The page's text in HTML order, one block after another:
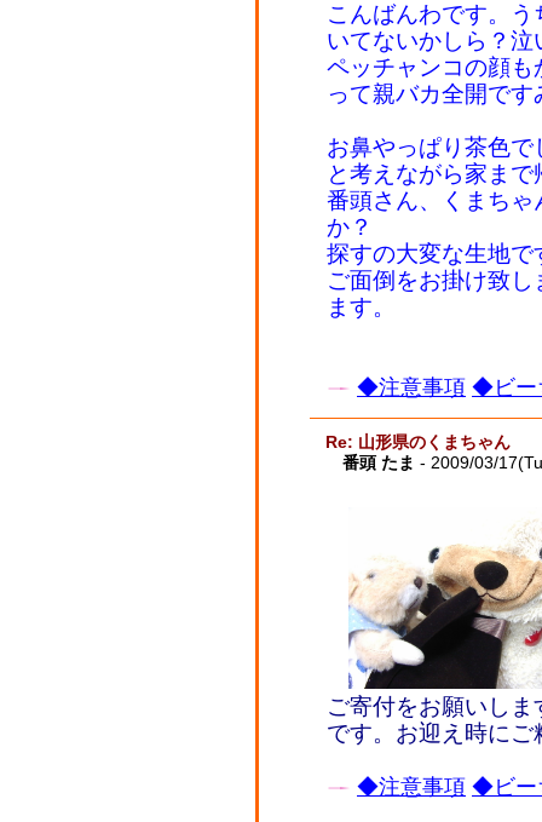
こんばんわです。
いてないかしら？
ペッチャンコの顔
って親バカ全開で
お鼻やっぱり茶色
と考えながら家ま
番頭さん、くまち
か？
探すの大変な生地で
ご面倒をお掛け致
ます。
◆注意事項 ◆ビー
Re: 山形県のくまちゃん
番頭 たま - 2009/03/
ご寄付をお願いし
です。お迎え時に
◆注意事項 ◆ビー